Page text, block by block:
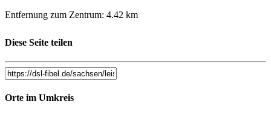
Entfernung zum Zentrum: 4.42 km
Telekom Hotspot Outdoor
04703 Leisnig
Markt geg. Nr.13 0
Entfernung zum Zentrum: 4.49 km
Diese Seite teilen
Orte im Umkreis